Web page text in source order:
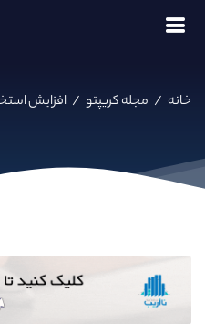
خانه / مجله کریپتو / افزایش